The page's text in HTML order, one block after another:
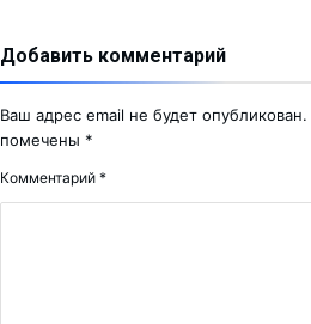
Добавить комментарий
Ваш адрес email не будет опубликован.
помечены *
Комментарий *